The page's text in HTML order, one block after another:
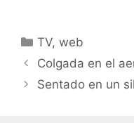
Categorías
TV,web
Colgada en el
Sentado en un